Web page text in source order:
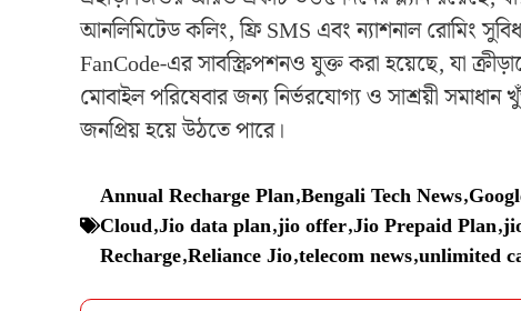
আনলিমিটেড কলিং, ফ্রি SMS এবং ন্যাশনাল রোমিং
FanCode-এর সাবস্ক্রিপশনও যুক্ত করা হয়েছে, যা
মোবাইল পরিষেবার জন্য নির্ভরযোগ্য ও সাশ্রয়ী সমাধান
জনপ্রিয় হয়ে উঠতে পারে।
Annual Recharge Plan,Bengali Tech News,
Cloud,Jio data plan,jio offer,Jio Prepaid Plan,
Recharge,Reliance Jio,telecom news,unlimited